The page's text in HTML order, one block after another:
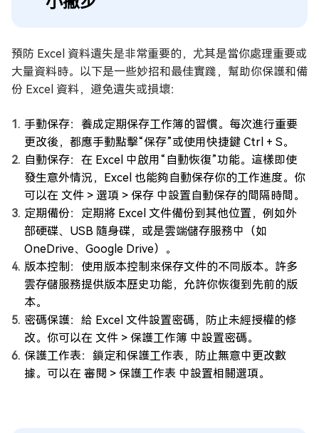
預防 Excel 資料遺失是非常重要的，尤其是當你處理重要或
大量資料時。以下是一些妙招和最佳實踐，幫助你保護和備
份 Excel 資料，避免遺失或損壞：
手動保存：養成定期保存工作簿的習慣。每次進行重要
更改後，都應手動點擊“保存”或使用快捷鍵 Ctrl + S。
自動保存：在 Excel 中啟用“自動恢復”功能。這樣即使
發生意外情況，Excel 也能夠自動保存你的工作進度。你
可以在 文件 > 選項 > 保存 中設置自動保存的間隔時間。
定期備份：定期將 Excel 文件備份到其他位置，例如外
部硬碟、USB 隨身碟，或是雲端儲存服務中（如
OneDrive、Google Drive）。
版本控制：使用版本控制來保存文件的不同版本。許多
雲存儲服務提供版本歷史功能，允許你恢復到先前的版
本。
密碼保護：給 Excel 文件設置密碼，防止未經授權的修
改。你可以在 文件 > 保護工作簿 中設置密碼。
保護工作表：鎖定和保護工作表，防止無意中更改數
據。可以在 審閱 > 保護工作表 中設置相關選項。